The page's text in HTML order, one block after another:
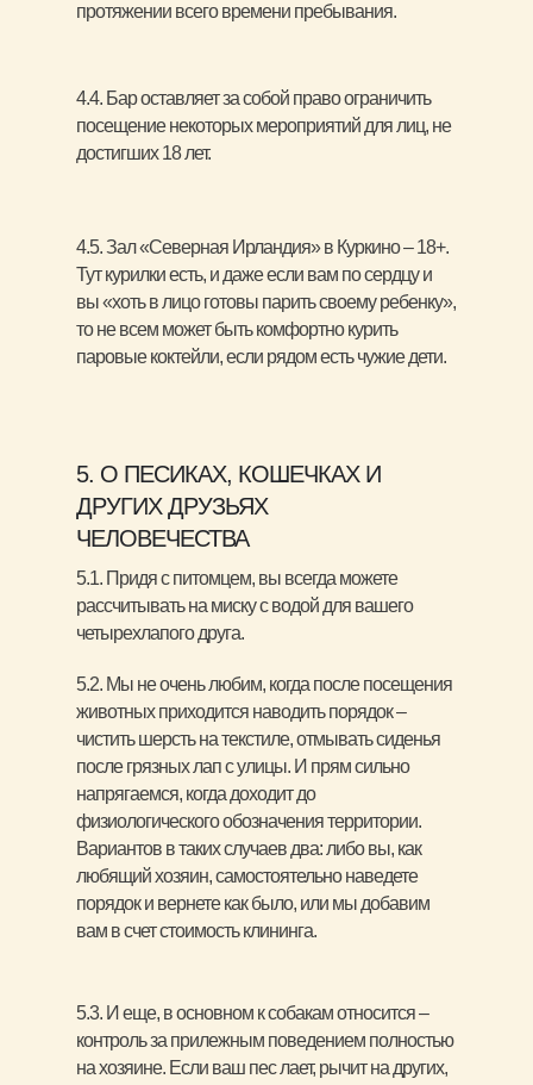
4.5. Зал «Северная Ирландия» в Куркино – 18+.
Тут курилки есть, и даже если вам по сердцу и
вы «хоть в лицо готовы парить своему ребенку»,
то не всем может быть комфортно курить
паровые коктейли, если рядом есть чужие дети.
4.4. Бар оставляет за собой право ограничить
посещение некоторых мероприятий для лиц, не
достигших 18 лет.
протяжении всего времени пребывания.
5.3. И еще, в основном к собакам относится –
контроль за прилежным поведением полностью
на хозяине. Если ваш пес лает, рычит на других,
5.2. Мы не очень любим, когда после посещения
животных приходится наводить порядок –
чистить шерсть на текстиле, отмывать сиденья
после грязных лап с улицы. И прям сильно
напрягаемся, когда доходит до
физиологического обозначения территории.
Вариантов в таких случаев два: либо вы, как
любящий хозяин, самостоятельно наведете
порядок и вернете как было, или мы добавим
вам в счет стоимость клининга.
5.1. Придя с питомцем, вы всегда можете
рассчитывать на миску с водой для вашего
четырехлапого друга.
5. О ПЕСИКАХ, КОШЕЧКАХ И
ДРУГИХ ДРУЗЬЯХ
ЧЕЛОВЕЧЕСТВА